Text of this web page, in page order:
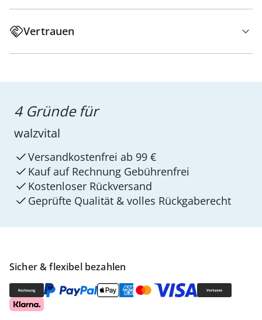
Vertrauen
Sicher & flexibel bezahlen
4 Gründe für
walzvital
Versandkostenfrei ab 99 €
Kauf auf Rechnung Gebührenfrei
Kostenloser Rückversand
Geprüfte Qualität & volles Rückgaberecht